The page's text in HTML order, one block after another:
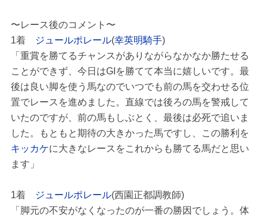
〜レース後のコメント〜
1着
ジュールポレール(幸英明騎手)
「重賞を勝てるチャンスがありながらなかなか勝たせる
ことができず、今日はGIを勝てて本当に嬉しいです。最
後は良い脚を使う馬なのでいつでも前の馬を交わせる位
置でレースを進めました。直線では後ろの馬を警戒して
いたのですが、前の馬もしぶとく、最後は必死で追いま
した。もともと期待の大きかった馬ですし、この勝利を
キッカケに大きなレースをこれからも勝てる馬だと思い
ます」
1着 ジュールポレール(西園正都調教師)
「脚元の不安がなくなったのが一番の勝因でしょう。体